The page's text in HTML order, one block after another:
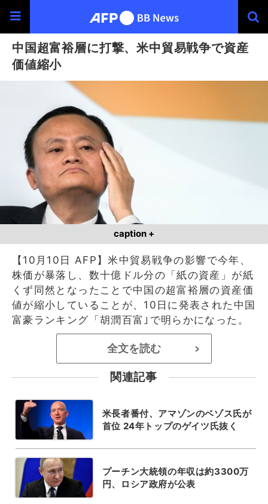
中国超富裕層に打撃、米中貿易戦争で資産
価値縮小
caption +
【10月10日 AFP】米中貿易戦争の影響で今年、
株価が暴落し、数十億ドル分の「紙の資産」が紙
くず同然となったことで中国の超富裕層の資産価
値が縮小していることが、10日に発表された中国
富豪ランキング「胡潤百富｣で明らかになった。
全文を読む >
関連記事
米長者番付、アマゾンのベゾス氏が
首位 24年トップのゲイツ氏抜く
プーチン大統領の年収は約3300万
円、ロシア政府が公表